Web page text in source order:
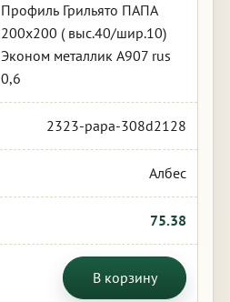
Профиль Грильято ПАПА
200х200 ( выс.40/шир.10)
Эконом металлик А907 rus
0,6
2323-papa-308d2128
Албес
75.38
В корзину